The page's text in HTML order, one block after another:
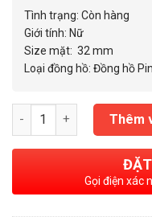
là:
Tình trạng: Còn hàng
Giới tính: Nữ
Size mặt: 32 mm
Loại đồng hồ: Đồng hồ Pin
Đồng Hồ Nữ Chính Hãng
Thêm
Gọi điện xác